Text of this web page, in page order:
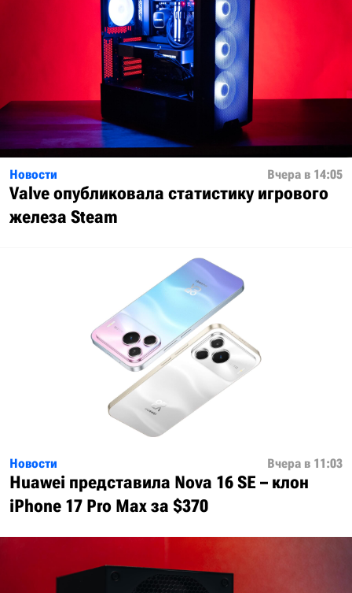
Новости Вчера в 14:05
Valve опубликовала статистику игрового
железа Steam
Новости Вчера в 11:03
Huawei представила Nova 16 SE – клон
iPhone 17 Pro Max за $370